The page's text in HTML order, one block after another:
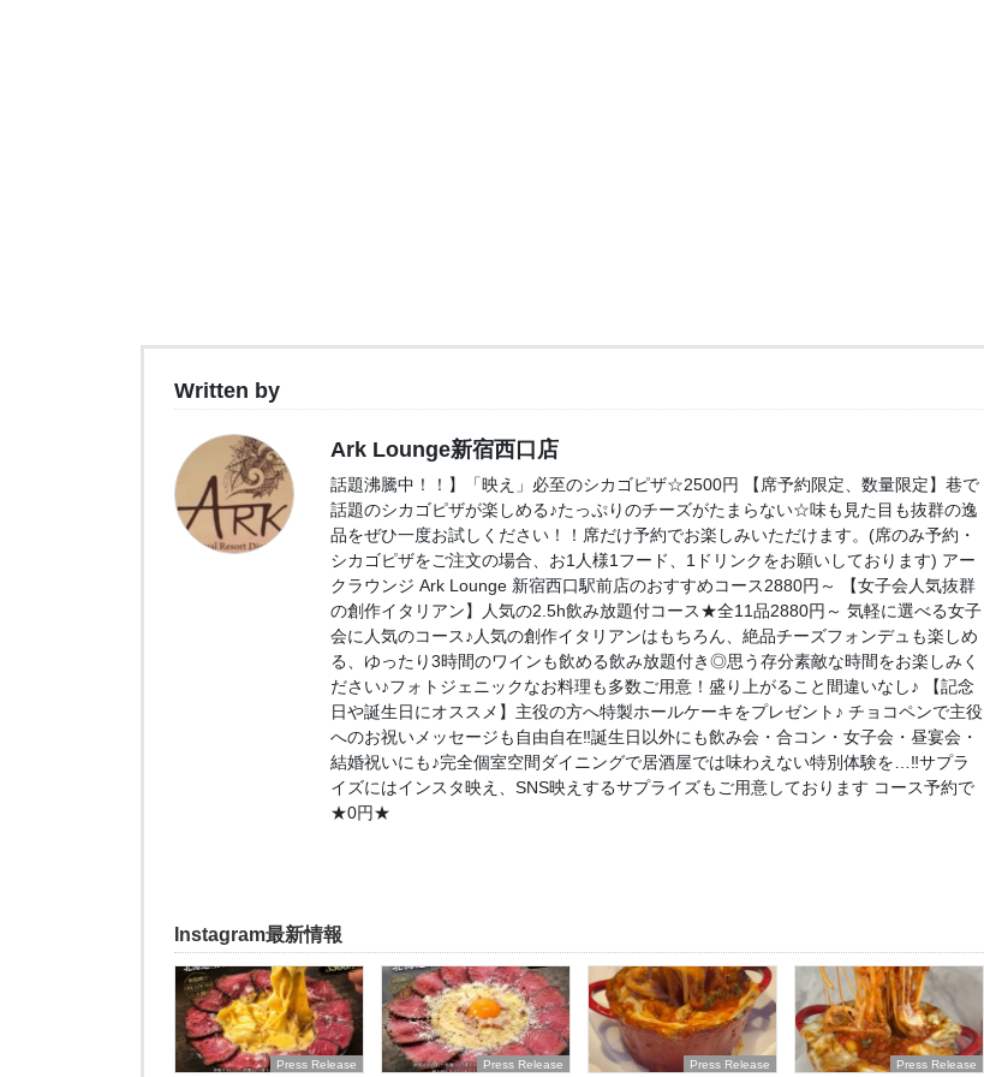
Written by
Ark Lounge新宿西口店
話題沸騰中！！】「映え」必至のシカゴピザ☆2500円 【席予約限定、数量限定】巷で
話題のシカゴピザが楽しめる♪たっぷりのチーズがたまらない☆味も見た目も抜群の逸
品をぜひ一度お試しください！！席だけ予約でお楽しみいただけます。(席のみ予約・
シカゴピザをご注文の場合、お1人様1フード、1ドリンクをお願いしております) アー
クラウンジ Ark Lounge 新宿西口駅前店のおすすめコース2880円～ 【女子会人気抜群
の創作イタリアン】人気の2.5h飲み放題付コース★全11品2880円～ 気軽に選べる女子
会に人気のコース♪人気の創作イタリアンはもちろん、絶品チーズフォンデュも楽しめ
る、ゆったり3時間のワインも飲める飲み放題付き◎思う存分素敵な時間をお楽しみく
ださい♪フォトジェニックなお料理も多数ご用意！盛り上がること間違いなし♪ 【記念
日や誕生日にオススメ】主役の方へ特製ホールケーキをプレゼント♪ チョコペンで主役
へのお祝いメッセージも自由自在‼誕生日以外にも飲み会・合コン・女子会・昼宴会・
結婚祝いにも♪完全個室空間ダイニングで居酒屋では味わえない特別体験を…‼サプラ
イズにはインスタ映え、SNS映えするサプライズもご用意しております コース予約で
★0円★
Instagram最新情報
Press Release Press Release Press Release Press Release